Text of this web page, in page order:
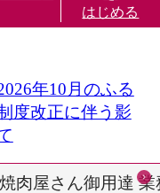
はじめる
年10月のふる
度改正に伴う影
焼肉屋さん御用達